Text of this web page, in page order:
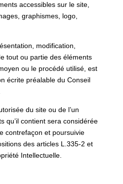
accessibles sur le site,
graphismes, logo,
modification,
tout ou partie des éléments
ou le procédé utilisé, est
écrite préalable du Conseil
du site ou de l’un
qu’il contient sera considérée
contrefaçon et poursuivie
des articles L.335-2 et
Intellectuelle.